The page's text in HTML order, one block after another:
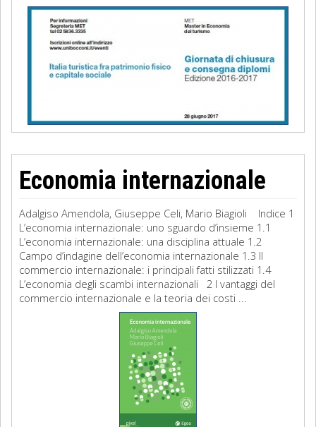
Economia internazionale
Adalgiso Amendola, Giuseppe Celi, Mario Biagioli Indice 1
L’economia internazionale: uno sguardo d’insieme 1.1
L’economia internazionale: una disciplina attuale 1.2
Campo d’indagine dell’economia internazionale 1.3 Il
commercio internazionale: i principali fatti stilizzati 1.4
L’economia degli scambi internazionali 2 I vantaggi del
commercio internazionale e la teoria dei costi ...